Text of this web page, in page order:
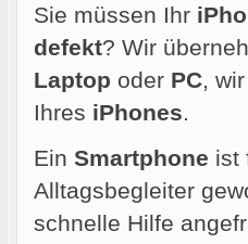
Sie müssen Ihr
defekt? Wir
Laptop oder PC,
Ihres iPhones.
Ein Smartphone ist
Alltagsbegleiter
schnelle Hilfe